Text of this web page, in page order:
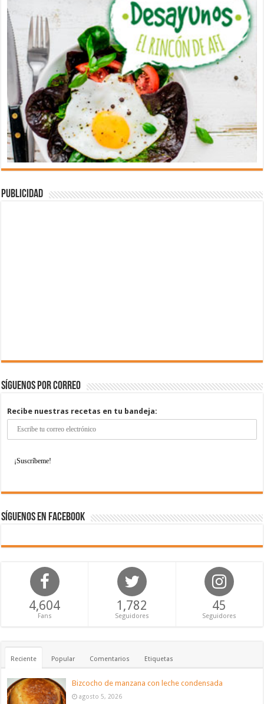
Publicidad
Síguenos por correo
Recibe nuestras recetas en tu bandeja:
Síguenos en Facebook
4,604
Fans
1,782
Seguidores
45
Seguidores
Reciente Popular Comentarios Etiquetas
Bizcocho de manzana con leche condensada
agosto 5, 2026